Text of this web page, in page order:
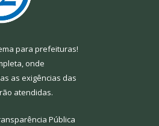
para prefeituras!
onde
as exigências das
atendidas.
Pública